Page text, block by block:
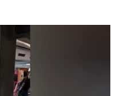
e da página de
e possíveis erros de
mais cruciais de